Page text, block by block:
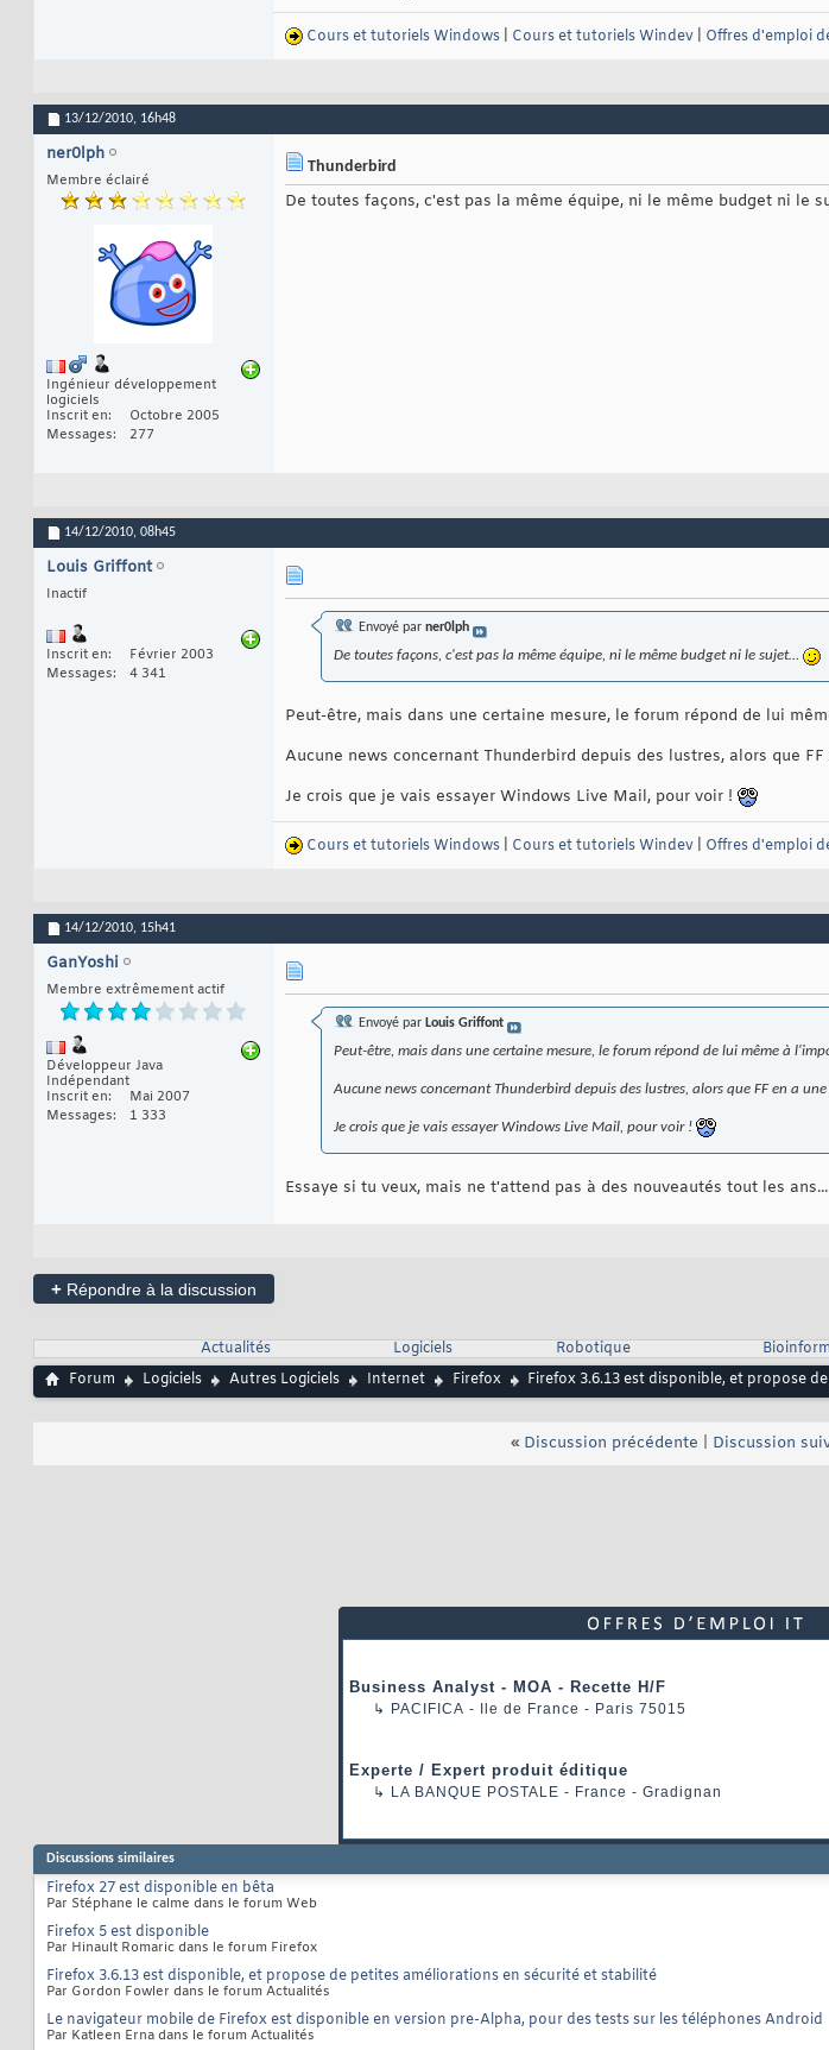
Cours et tutoriels Windows | Cours et tutoriels Windev | Offres d'emploi
13/12/2010, 16h48
ner0lph
Membre éclairé
Ingénieur développement
logiciels
Inscrit en
Octobre 2005
Messages
277
Thunderbird
De toutes façons, c'est pas la même équipe, ni le même budget ni le
14/12/2010, 08h45
Louis Griffont
Inactif
Inscrit en
Février 2003
Messages
4 341
Envoyé par ner0lph
De toutes façons, c'est pas la même équipe, ni le même budget ni le sujet…
Peut-être, mais dans une certaine mesure, le forum répond de lui
Aucune news concernant Thunderbird depuis des lustres, alors que
Je crois que je vais essayer Windows Live Mail, pour voir !
Cours et tutoriels Windows Cours et tutoriels Windev Offres d'emploi
14/12/2010, 15h41
GanYoshi
Membre extrêmement actif
Développeur Java
Indépendant
Inscrit en
Mai 2007
Messages
1 333
Envoyé par Louis Griffont
Peut-être, mais dans une certaine mesure, le forum répond de lui même à
Aucune news concernant Thunderbird depuis des lustres, alors que FF en a
Je crois que je vais essayer Windows Live Mail, pour voir !
Essaye si tu veux, mais ne t'attend pas à des nouveautés tout les ans...
+ Répondre à la discussion
Actualités Logiciels Robotique
Forum
Logiciels Autres Logiciels Internet Firefox Firefox 3.6.13 est disponible, et propose
« Discussion précédente Discussion
Business Analyst - MOA - Recette H/F
↳ PACIFICA - Ile de France - Paris 75015
Experte / Expert produit éditique
↳ LA BANQUE POSTALE - France - Gradignan
Discussions similaires
Firefox 27 est disponible en bêta
Par Stéphane le calme dans le forum Web
Firefox 5 est disponible
Par Hinault Romaric dans le forum Firefox
Firefox 3.6.13 est disponible, et propose de petites améliorations en sécurité et stabilité
Par Gordon Fowler dans le forum Actualités
Le navigateur mobile de Firefox est disponible en version pre-Alpha, pour des tests sur les téléphones Android
Par Katleen Erna dans le forum Actualités